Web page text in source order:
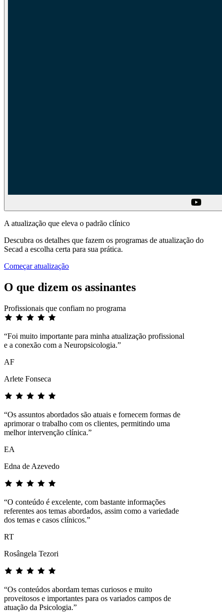
A atualização que eleva o padrão clínico
Descubra os detalhes que fazem os programas de atualização do
Secad a escolha certa para sua prática.
Começar atualização
O que dizem os assinantes
Profissionais que confiam no programa
“Foi muito importante para minha atualização profissional
e a conexão com a Neuropsicologia.”
AF
Arlete Fonseca
“Os assuntos abordados são atuais e fornecem formas de
aprimorar o trabalho com os clientes, permitindo uma
melhor intervenção clínica.”
EA
Edna de Azevedo
“O conteúdo é excelente, com bastante informações
referentes aos temas abordados, assim como a variedade
dos temas e casos clínicos.”
RT
Rosângela Tezori
“Os conteúdos abordam temas curiosos e muito
proveitosos e importantes para os variados campos de
atuação da Psicologia.”